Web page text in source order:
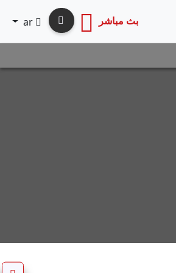
بث مباشر ar